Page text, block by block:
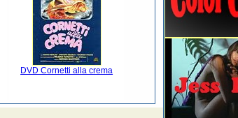
DVD Cornetti alla crema